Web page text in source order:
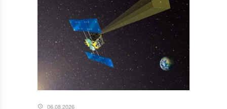
06.08.2026